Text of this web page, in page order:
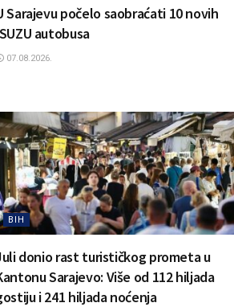
Sarajevu počelo saobraćati 10 novih
autobusa
07.08.2026.
BIH
donio rast turističkog prometa u
Sarajevo: Više od 112 hiljada
i 241 hiljada noćenja